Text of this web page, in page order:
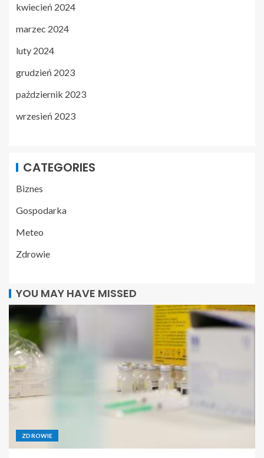
kwiecień 2024
marzec 2024
luty 2024
grudzień 2023
październik 2023
wrzesień 2023
CATEGORIES
Biznes
Gospodarka
Meteo
Zdrowie
YOU MAY HAVE MISSED
ZDROWIE